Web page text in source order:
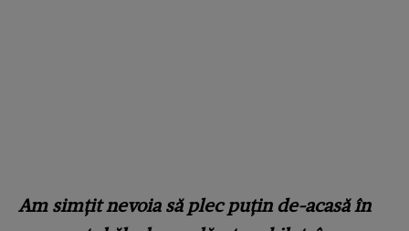
Am simţit nevoia să plec puţin de-acasă în